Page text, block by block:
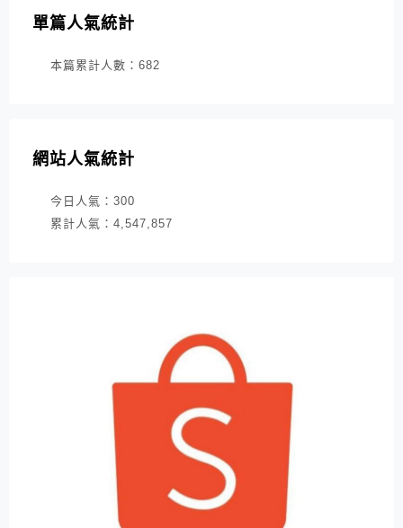
單篇人氣統計
本篇累計人數： 682
網站人氣統計
今日人氣： 300
累計人氣： 4,547,857